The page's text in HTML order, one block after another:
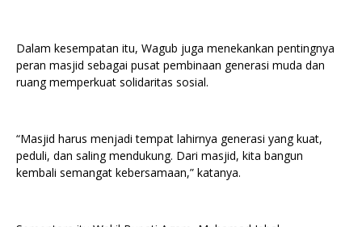
Dalam kesempatan itu, Wagub juga menekankan pentingnya
peran masjid sebagai pusat pembinaan generasi muda dan
ruang memperkuat solidaritas sosial.
“Masjid harus menjadi tempat lahirnya generasi yang kuat,
peduli, dan saling mendukung. Dari masjid, kita bangun
kembali semangat kebersamaan,” katanya.